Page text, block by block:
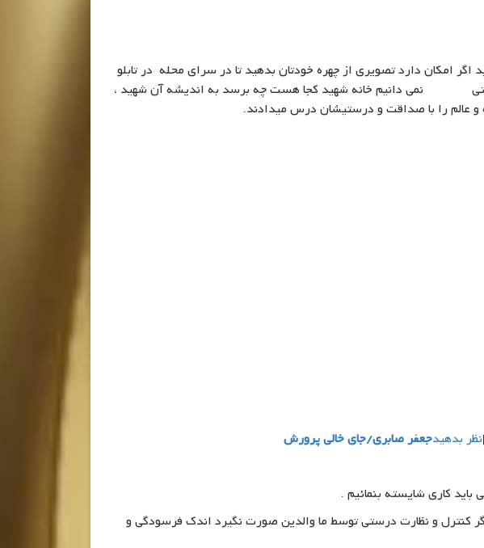
امکان دارد تصویری از چهره خودتان بدهید تا در سرای محله در تابلو
و حتی نمی دانیم خانه شهید کجا هست چه برسد به اندیشه آن شهید ،
و عالم را با صداقت و درستیشان درس میدادند.
نظر بدهیدجعفر صابری/جای خالی پرورش
کاری شایسته بنمائیم .
کنترل و نظارت درستی توسط ما والدین صورت نگیرد اندک فرسودگی و